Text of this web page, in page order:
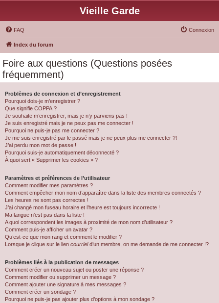
Vieille Garde
FAQ Connexion
Index du forum
Foire aux questions (Questions posées
fréquemment)
Problèmes de connexion et d’enregistrement
Pourquoi dois-je m’enregistrer ?
Que signifie COPPA ?
Je souhaite m’enregistrer, mais je n’y parviens pas !
Je suis enregistré mais je ne peux pas me connecter !
Pourquoi ne puis-je pas me connecter ?
Je me suis enregistré par le passé mais je ne peux plus me connecter ?!
J’ai perdu mon mot de passe !
Pourquoi suis-je automatiquement déconnecté ?
À quoi sert « Supprimer les cookies » ?
Paramètres et préférences de l’utilisateur
Comment modifier mes paramètres ?
Comment empêcher mon nom d’apparaître dans la liste des membres connectés ?
Les heures ne sont pas correctes !
J’ai changé mon fuseau horaire et l’heure est toujours incorrecte !
Ma langue n’est pas dans la liste !
A quoi correspondent les images à proximité de mon nom d’utilisateur ?
Comment puis-je afficher un avatar ?
Qu’est-ce que mon rang et comment le modifier ?
Lorsque je clique sur le lien courrield’un membre, on me demande de me connecter !?
Problèmes liés à la publication de messages
Comment créer un nouveau sujet ou poster une réponse ?
Comment modifier ou supprimer un message ?
Comment ajouter une signature à mes messages ?
Comment créer un sondage ?
Pourquoi ne puis-je pas ajouter plus d’options à mon sondage ?